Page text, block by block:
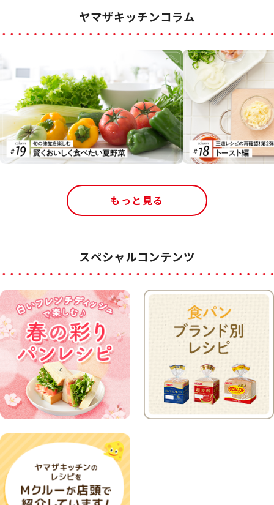
ヤマザキッチンコラム
もっと見る
スペシャルコンテンツ